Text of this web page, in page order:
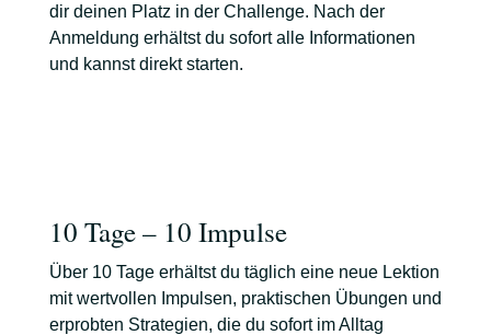
dir deinen Platz in der Challenge. Nach der
Anmeldung erhältst du sofort alle Informationen
und kannst direkt starten.
10 Tage – 10 Impulse
Über 10 Tage erhältst du täglich eine neue Lektion
mit wertvollen Impulsen, praktischen Übungen und
erprobten Strategien, die du sofort im Alltag